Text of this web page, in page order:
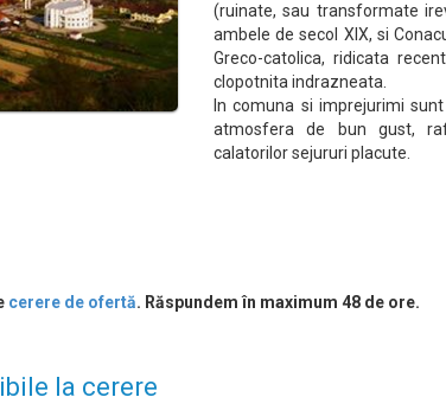
(ruinate, sau transformate
ambele de secol XIX, si
Greco-catolica, ridicata
clopotnita indrazneata.
In comuna si imprejurimi
atmosfera de bun gust,
calatorilor sejururi placute.
cerere de ofertă. Răspundem în maximum 48 de ore.
la cerere